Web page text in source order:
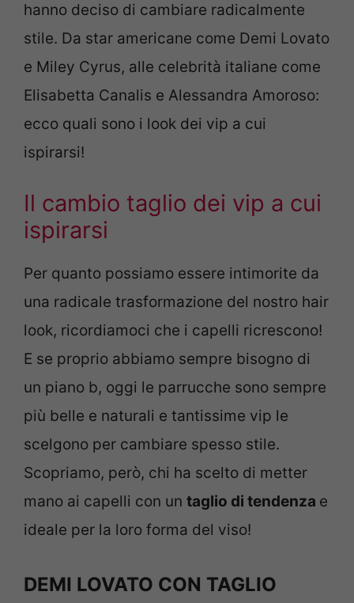
hanno deciso di cambiare radicalmente
stile. Da star americane come Demi Lovato
e Miley Cyrus, alle celebrità italiane come
Elisabetta Canalis e Alessandra Amoroso:
ecco quali sono i look dei vip a cui
ispirarsi!
Il cambio taglio dei vip a cui
ispirarsi
Per quanto possiamo essere intimorite da
una radicale trasformazione del nostro hair
look, ricordiamoci che i capelli ricrescono!
E se proprio abbiamo sempre bisogno di
un piano b, oggi le parrucche sono sempre
più belle e naturali e tantissime vip le
scelgono per cambiare spesso stile.
Scopriamo, però, chi ha scelto di metter
mano ai capelli con un taglio di tendenza e
ideale per la loro forma del viso!
DEMI LOVATO CON TAGLIO